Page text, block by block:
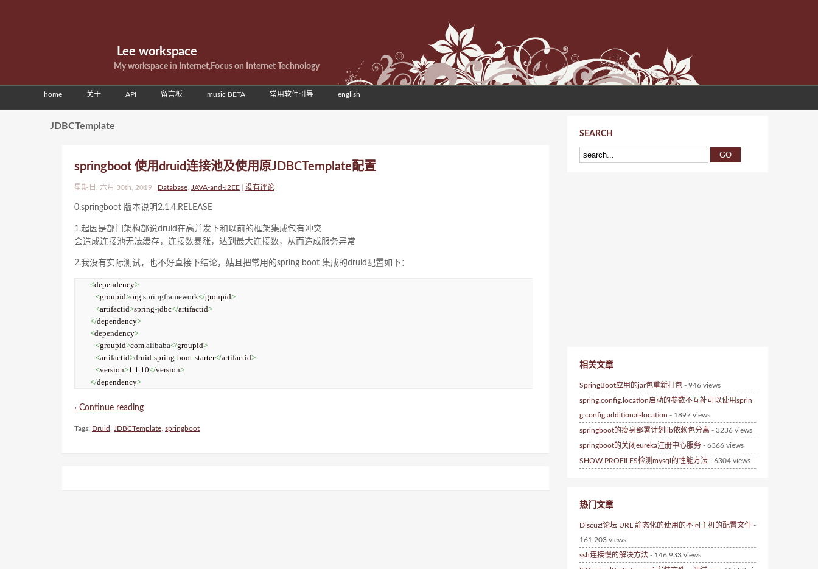
Lee workspace
My workspace in Internet,Focus on Internet Technology
home 关于 API 留言板 music BETA 常用软件引导 english
JDBCTemplate
springboot 使用druid连接池及使用原JDBCTemplate配置
星期日, 六月 30th, 2019 | Database JAVA-and-J2EE 没有评论
0.springboot 版本说明2.1.4.RELEASE
1.起因是部门架构部说druid在高并发下和以前的框架集成包有冲突
会造成连接池无法缓存，连接数暴涨，达到最大连接数，从而造成服务异常
2.我没有实际测试，也不好直接下结论，姑且把常用的spring boot 集成的druid配置如下：
<dependency>
<groupid>org.springframework</groupid>
<artifactid>spring-jdbc</artifactid>
</dependency>
<dependency>
<groupid>com.alibaba</groupid>
<artifactid>druid-spring-boot-starter</artifactid>
<version>1.1.10</version>
</dependency>
› Continue reading
Tags: Druid JDBCTemplate springboot
SEARCH
相关文章
SpringBoot应用的jar包重新打包 - 946 views
spring.config.location启动的参数不互补可以使用sprin
g.config.additional-location - 1897 views
springboot的瘦身部署计划lib依赖包分离 - 3236 views
springboot的关闭eureka注册中心服务 - 6366 views
SHOW PROFILES检测mysql的性能方法 - 6304 views
热门文章
Discuz!论坛 URL 静态化的使用的不同主机的配置文件 -
161,203 views
ssh连接慢的解决方法 - 146,933 views